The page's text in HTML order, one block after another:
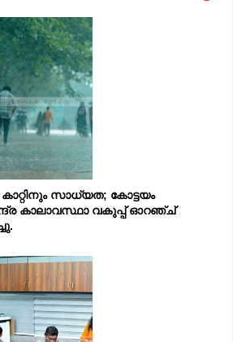
സാധ്യത; കോട്ടയം
കാലാവസ്ഥാ വകുപ്പ് ഓറഞ്ച്